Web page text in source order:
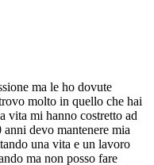
ma le ho dovute
molto in quello che hai
vita mi hanno costretto ad
devo mantenere mia
una vita e un lavoro
ma non posso fare